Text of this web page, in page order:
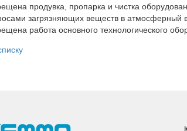
продувка, пропарка и чистка
загрязняющих веществ в атмосферный
работа основного технологического